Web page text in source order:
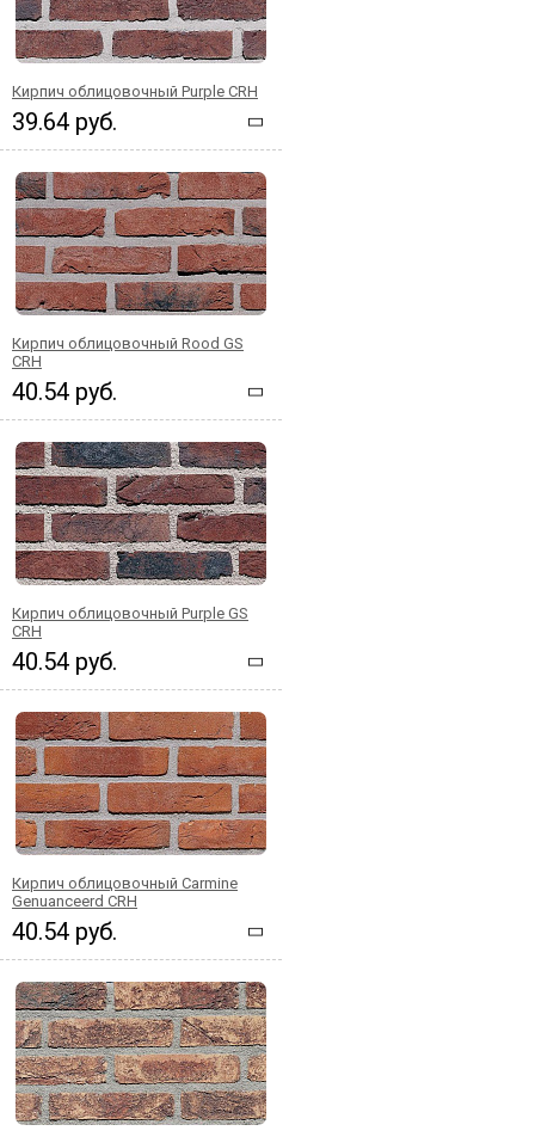
Кирпич облицовочный Purple CRH
39.64 руб.
Кирпич облицовочный Rood GS
CRH
40.54 руб.
Кирпич облицовочный Purple GS
CRH
40.54 руб.
Кирпич облицовочный Carmine
Genuanceerd CRH
40.54 руб.